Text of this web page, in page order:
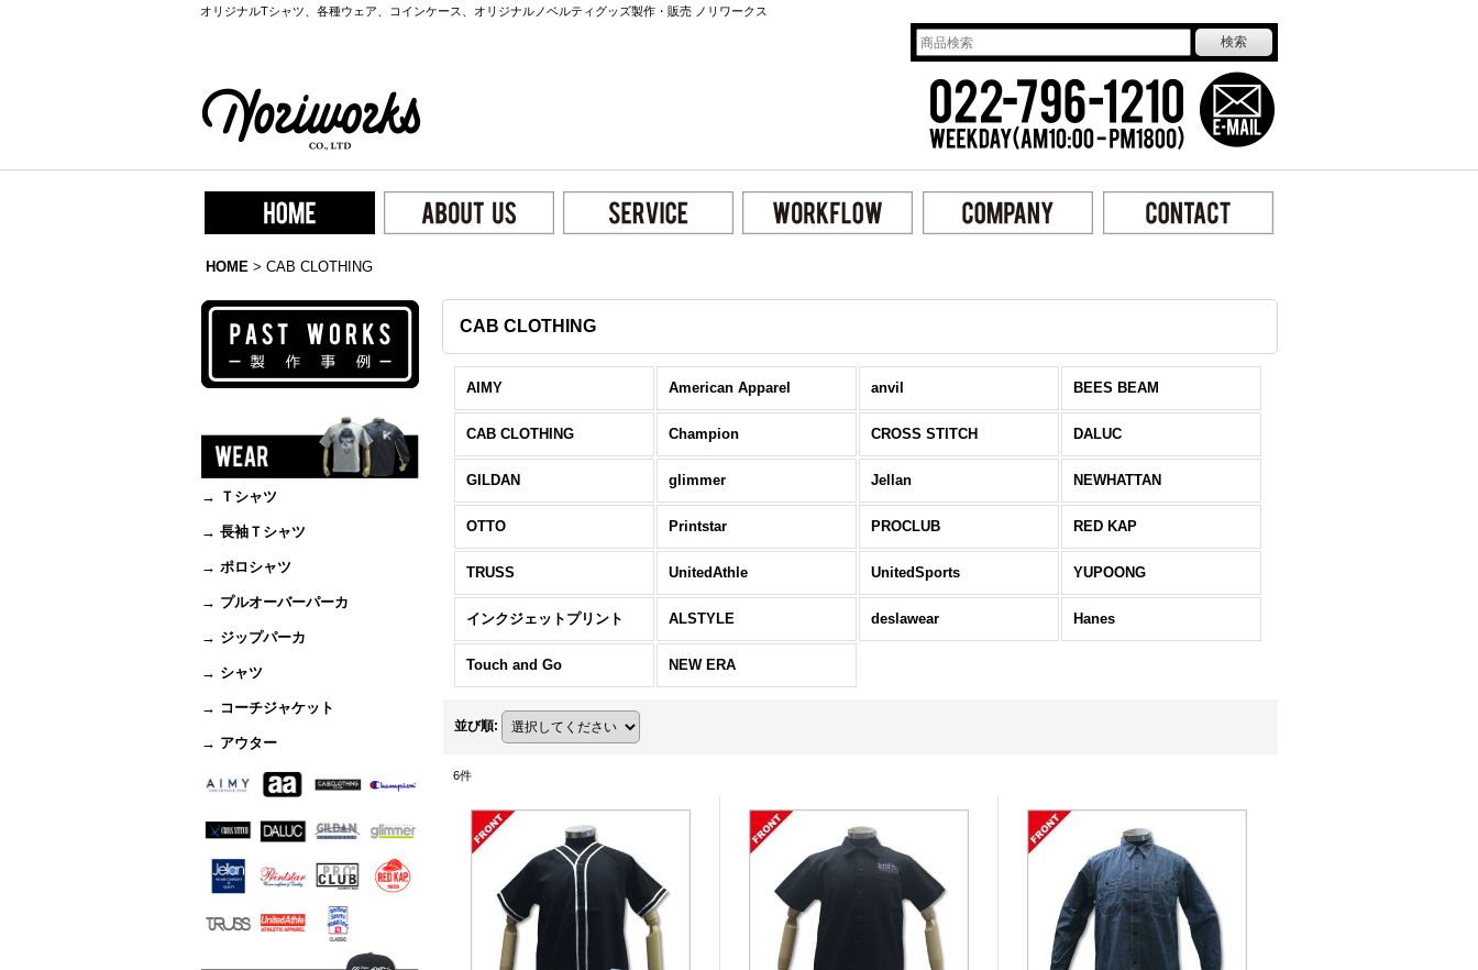
オリジナルTシャツ、各種ウェア、コインケース、オリジナルノベルティグッズ製作・販売 ノリワークス
HOME > CAB CLOTHING
→ Ｔシャツ
→ 長袖Ｔシャツ
→ ポロシャツ
→ プルオーバーパーカ
→ ジップパーカ
→ シャツ
→ コーチジャケット
→ アウター
CAB CLOTHING
AIMY American Apparel anvil BEES BEAM
CAB CLOTHING Champion CROSS STITCH DALUC
GILDAN glimmer Jellan NEWHATTAN
OTTO Printstar PROCLUB RED KAP
TRUSS UnitedAthle UnitedSports YUPOONG
インクジェットプリント ALSTYLE deslawear Hanes
Touch and Go NEW ERA
並び順:
6件